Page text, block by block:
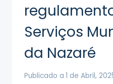
Serviços
da Nazaré
Publicado a 1 de Abril,